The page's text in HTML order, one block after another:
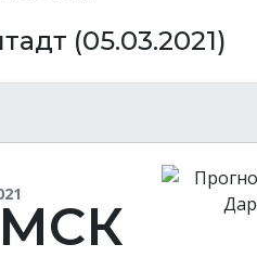
(05.03.2021)
МСК